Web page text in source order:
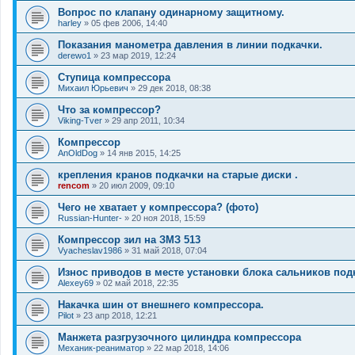
Вопрос по клапану одинарному защитному.
harley » 05 фев 2006, 14:40
Показания манометра давления в линии подкачки.
derewo1 » 23 мар 2019, 12:24
Ступица компрессора
Михаил Юрьевич » 29 дек 2018, 08:38
Что за компрессор?
Viking-Tver » 29 апр 2011, 10:34
Компрессор
AnOldDog » 14 янв 2015, 14:25
крепления кранов подкачки на старые диски .
rencom » 20 июл 2009, 09:10
Чего не хватает у компрессора? (фото)
Russian-Hunter- » 20 ноя 2018, 15:59
Компрессор зил на ЗМЗ 513
Vyacheslav1986 » 31 май 2018, 07:04
Износ приводов в месте установки блока сальников
Alexey69 » 02 май 2018, 22:35
Накачка шин от внешнего компрессора.
Pilot » 23 апр 2018, 12:21
Манжета разгрузочного цилиндра компрессора
Механик-реаниматор » 22 мар 2018, 14:06